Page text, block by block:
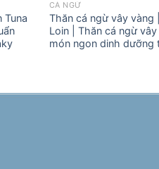
Tuna
CÁ NGỪ
Thăn cá ngừ vây vàng
Loin | Thăn cá ngừ
món ngon dinh dưỡng